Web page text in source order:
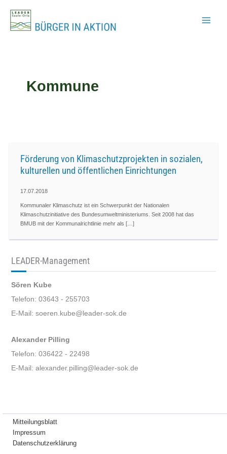
Inhalt
springen
Kommune
Förderung von Klimaschutzprojekten in sozialen,
kulturellen und öffentlichen Einrichtungen
17.07.2018
Kommunaler Klimaschutz ist ein Schwerpunkt der Nationalen
Klimaschutzinitiative des Bundesumweltministeriums. Seit 2008 hat das
BMUB mit der Kommunalrichtlinie mehr als […]
LEADER-Management
Sören Kube
Telefon: 03643 - 255703
E-Mail: soeren.kube@leader-sok.de
Alexander Pilling
Telefon: 036422 - 22498
E-Mail: alexander.pilling@leader-sok.de
Mitteilungsblatt
Impressum
Datenschutzerklärung